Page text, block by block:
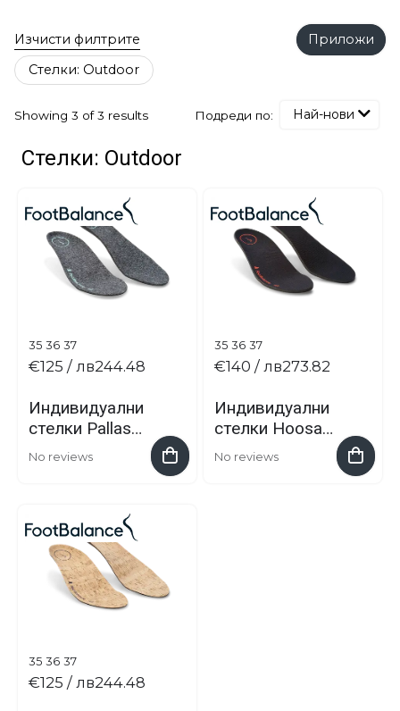
Изчисти филтрите
Приложи
Стелки: Outdoor
Showing 3 of 3 results Подреди по: Най-нови
Стелки: Outdoor
35 36 37
Индивидуални
стелки Pallas
зимни
No reviews
€125 / лв244.48
35 36 37
Индивидуални
стелки Hoosa
дишащи
No reviews
€140 / лв273.82
35 36 37
€125 / лв244.48